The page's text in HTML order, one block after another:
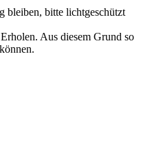
bleiben, bitte lichtgeschützt
Aus diesem Grund so